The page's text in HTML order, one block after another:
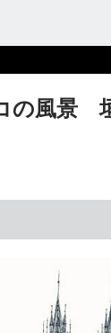
の風景